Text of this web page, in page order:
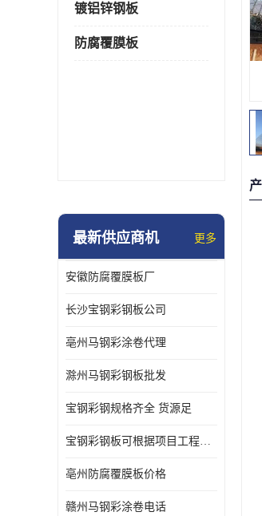
镀铝锌钢板
防腐覆膜板
最新供应商机 更多
安徽防腐覆膜板厂
长沙宝钢彩钢板公司
亳州马钢彩涂卷代理
滁州马钢彩钢板批发
宝钢彩钢规格齐全 货源足
宝钢彩钢板可根据项目工程定制
亳州防腐覆膜板价格
赣州马钢彩涂卷电话